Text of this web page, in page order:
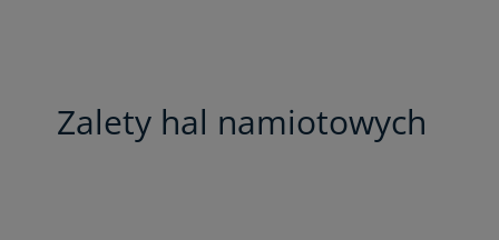
Zalety hal namiotowych